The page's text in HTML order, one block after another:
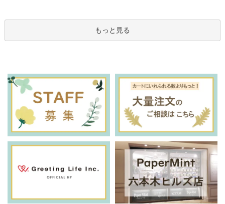
もっと見る